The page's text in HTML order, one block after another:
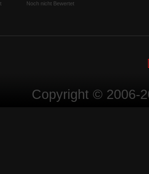
Noch nicht Bewertet
Copyright © 2006-